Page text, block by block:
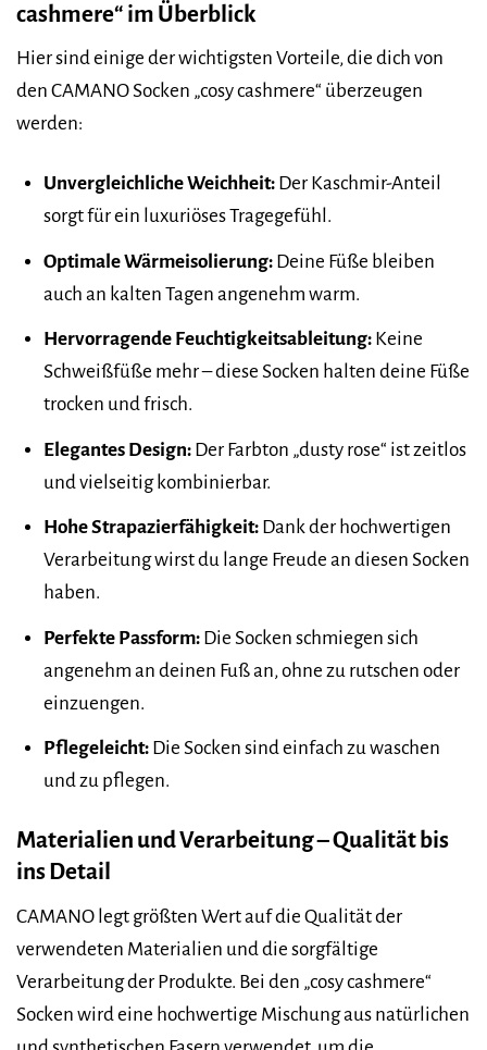
cashmere“ im Überblick
Hier sind einige der wichtigsten Vorteile, die dich von
den CAMANO Socken „cosy cashmere“ überzeugen
werden:
Unvergleichliche Weichheit:Der Kaschmir-Anteil
sorgt für ein luxuriöses Tragegefühl.
Optimale Wärmeisolierung:Deine Füße bleiben
auch an kalten Tagen angenehm warm.
Hervorragende Feuchtigkeitsableitung:Keine
Schweißfüße mehr – diese Socken halten deine Füße
trocken und frisch.
Elegantes Design:Der Farbton „dusty rose“ ist zeitlos
und vielseitig kombinierbar.
Hohe Strapazierfähigkeit:Dank der hochwertigen
Verarbeitung wirst du lange Freude an diesen Socken
haben.
Perfekte Passform:Die Socken schmiegen sich
angenehm an deinen Fuß an, ohne zu rutschen oder
einzuengen.
Pflegeleicht:Die Socken sind einfach zu waschen
und zu pflegen.
Materialien und Verarbeitung – Qualität bis
ins Detail
CAMANO legt größten Wert auf die Qualität der
verwendeten Materialien und die sorgfältige
Verarbeitung der Produkte. Bei den „cosy cashmere“
Socken wird eine hochwertige Mischung aus natürlichen